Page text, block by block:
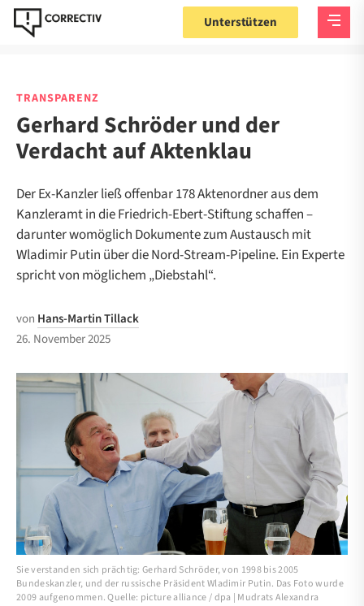
Unterstützen
TRANSPARENZ
Gerhard Schröder und der
Verdacht auf Aktenklau
Der Ex-Kanzler ließ offenbar 178 Aktenordner aus dem
Kanzleramt in die Friedrich-Ebert-Stiftung schaffen –
darunter womöglich Dokumente zum Austausch mit
Wladimir Putin über die Nord-Stream-Pipeline. Ein Experte
spricht von möglichem „Diebstahl“.
von Hans-Martin Tillack
26. November 2025
Sie verstanden sich prächtig: Gerhard Schröder, von 1998 bis 2005
Bundeskanzler, und der russische Präsident Wladimir Putin. Das Foto wurde
2009 aufgenommen. Quelle: picture alliance / dpa | Mudrats Alexandra